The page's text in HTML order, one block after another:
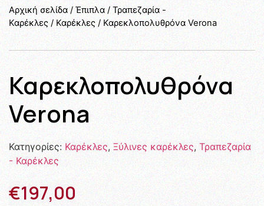
Αρχική σελίδα/ Έπιπλα / Τραπεζαρία -
Καρέκλες/ Καρέκλες / Καρεκλοπολυθρόνα Verona
Καρεκλοπολυθρόνα
Verona
Κατηγορίες:Καρέκλες,Ξύλινες καρέκλες,Τραπεζαρία
- Καρέκλες
€197,00